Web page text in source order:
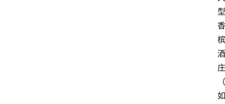
型
香
槟
酒
庄
（
如